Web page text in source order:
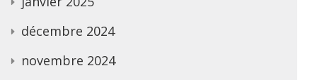
décembre 2024
novembre 2024